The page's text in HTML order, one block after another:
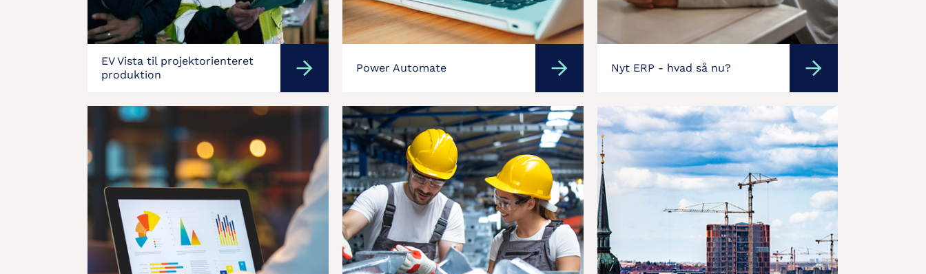
EV Vista til projektorienteret
produktion
Power Automate Nyt ERP - hvad så nu?